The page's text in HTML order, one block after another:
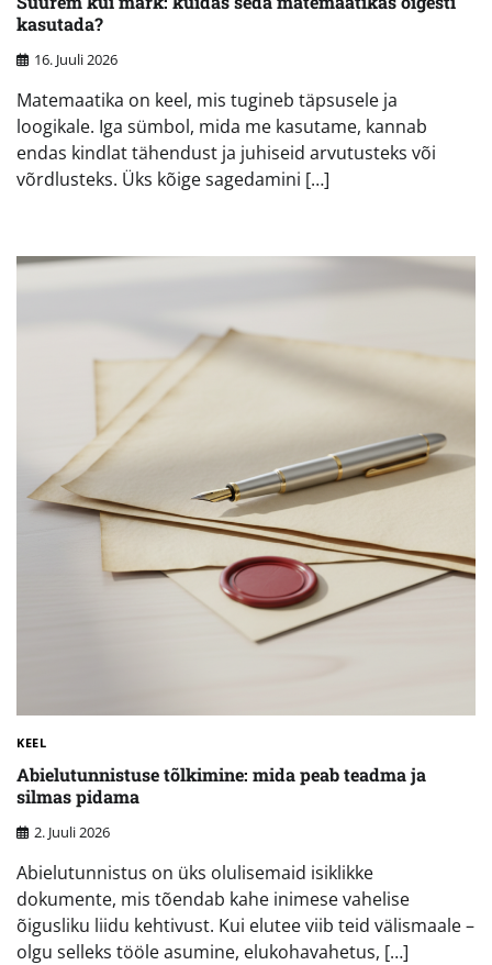
kasutada?
16. Juuli 2026
Matemaatika on keel, mis tugineb täpsusele ja
loogikale. Iga sümbol, mida me kasutame, kannab
endas kindlat tähendust ja juhiseid arvutusteks või
võrdlusteks. Üks kõige sagedamini […]
KEEL
Abielutunnistuse tõlkimine: mida peab teadma ja
silmas pidama
2. Juuli 2026
Abielutunnistus on üks olulisemaid isiklikke
dokumente, mis tõendab kahe inimese vahelise
õigusliku liidu kehtivust. Kui elutee viib teid välismaale –
olgu selleks tööle asumine, elukohavahetus, […]